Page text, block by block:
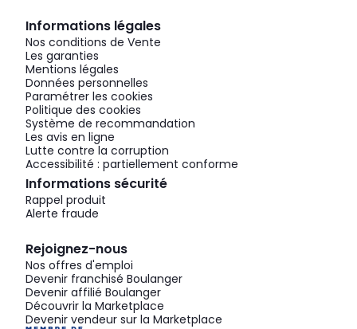
Informations légales
Nos conditions de Vente
Les garanties
Mentions légales
Données personnelles
Paramétrer les cookies
Politique des cookies
Système de recommandation
Les avis en ligne
Lutte contre la corruption
Accessibilité : partiellement conforme
Informations sécurité
Rappel produit
Alerte fraude
Rejoignez-nous
Nos offres d'emploi
Devenir franchisé Boulanger
Devenir affilié Boulanger
Découvrir la Marketplace
Devenir vendeur sur la Marketplace